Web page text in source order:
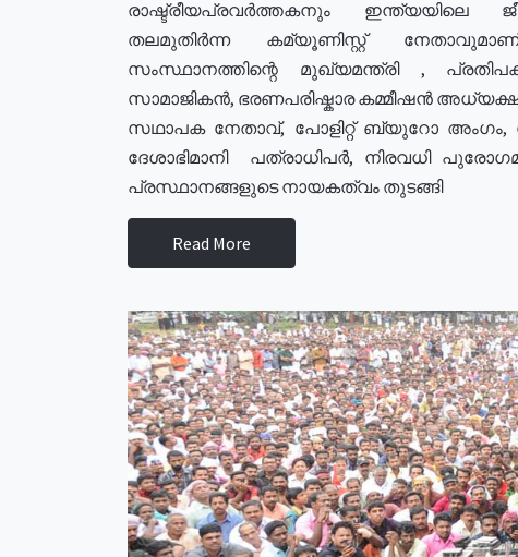
രാഷ്ട്രീയപ്രവർത്തകനും ഇന്ത്യയിലെ
തലമുതിർന്ന കമ്യൂണിസ്റ്റ്
സംസ്ഥാനത്തിന്റെ മുഖ്യമന്ത്രി ,
സാമാജികൻ, ഭരണപരിഷ്കാര കമ്മീഷൻ
സഥാപക നേതാവ്, പോളിറ്റ് ബ്യുറോ അംഗം,
ദേശാഭിമാനി പത്രാധിപർ, നിരവധി
പ്രസ്ഥാനങ്ങളുടെ നായകത്വം തുടങ്ങി
Read More